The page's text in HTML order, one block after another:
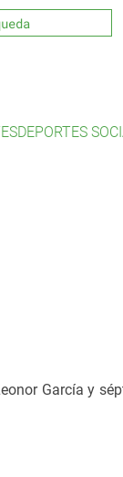
DEPORTES
García y